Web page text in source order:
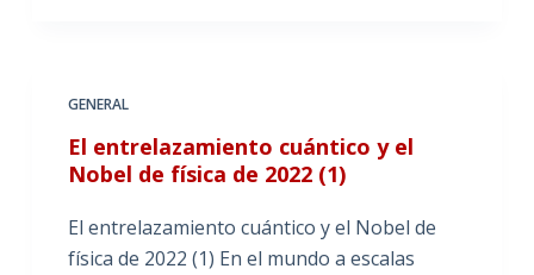
GENERAL
El entrelazamiento cuántico y el
Nobel de física de 2022 (1)
El entrelazamiento cuántico y el Nobel de
física de 2022 (1) En el mundo a escalas